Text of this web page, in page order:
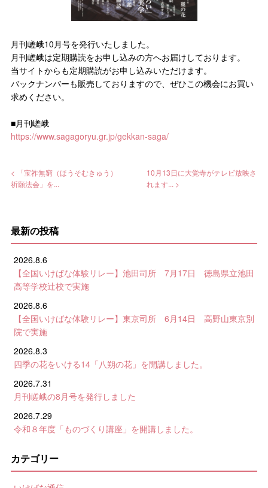
月刊嵯峨10月号を発行いたしました。
月刊嵯峨は定期購読をお申し込みの方へお届けしております。
当サイトからも定期購読がお申し込みいただけます。
バックナンバーも販売しておりますので、ぜひこの機会にお買い
求めください。
■月刊嵯峨
https://www.sagagoryu.gr.jp/gekkan-saga/
< 「宝祚無窮（ほうそむきゅう）
祈願法会」を...
10月13日に大覚寺がテレビ放映さ
れます... >
最新の投稿
2026.8.6
【全国いけばな体験リレー】池田司所 7月17日 徳島県立池田
高等学校辻校で実施
2026.8.6
【全国いけばな体験リレー】東京司所 6月14日 高野山東京別
院で実施
2026.8.3
四季の花をいける14「八朔の花」を開講しました。
2026.7.31
月刊嵯峨の8月号を発行しました
2026.7.29
令和８年度「ものづくり講座」を開講しました。
カテゴリー